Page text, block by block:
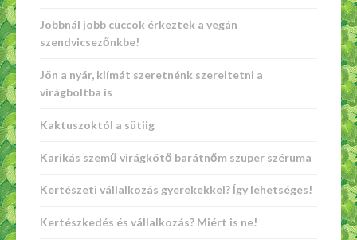
Jobbnál jobb cuccok érkeztek a vegán
szendvicsezőnkbe!
Jön a nyár, klímát szeretnénk szereltetni a
virágboltba is
Kaktuszoktól a sütiig
Karikás szemű virágkötő barátnőm szuper széruma
Kertészeti vállalkozás gyerekekkel? Így lehetséges!
Kertészkedés és vállalkozás? Miért is ne!